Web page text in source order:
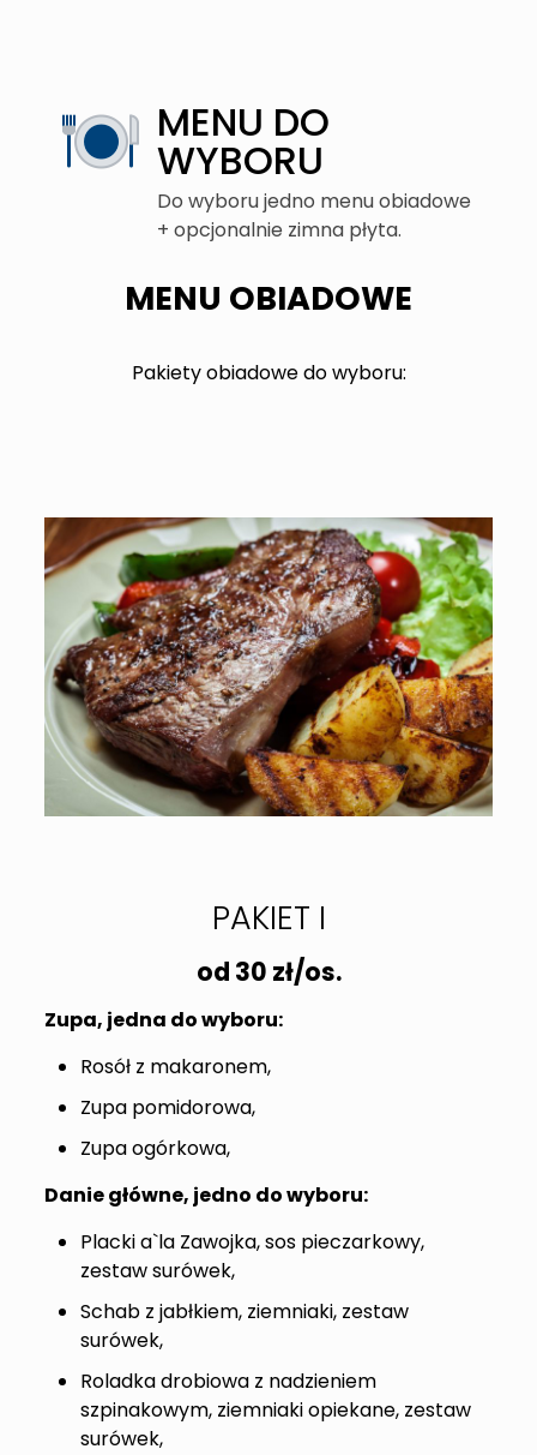
MENU DO
WYBORU
Do wyboru jedno menu obiadowe
+ opcjonalnie zimna płyta.
MENU OBIADOWE
Pakiety obiadowe do wyboru:
PAKIET I
od 30 zł/os.
Zupa, jedna do wyboru:
Rosół z makaronem,
Zupa pomidorowa,
Zupa ogórkowa,
Danie główne, jedno do wyboru:
Placki a`la Zawojka, sos pieczarkowy,
zestaw surówek,
Schab z jabłkiem, ziemniaki, zestaw
surówek,
Roladka drobiowa z nadzieniem
szpinakowym, ziemniaki opiekane, zestaw
surówek,